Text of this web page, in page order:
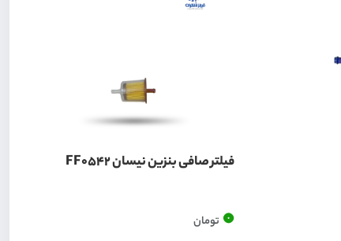
فیلتر صافی بنزین نیسان FF0542
0 تومان